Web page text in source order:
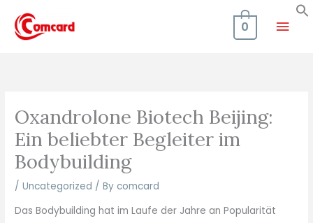
content
Main
0
Oxandrolone Biotech Beijing:
Ein beliebter Begleiter im
Bodybuilding
/Uncategorized / By comcard
Das Bodybuilding hat im Laufe der Jahre an Popularität